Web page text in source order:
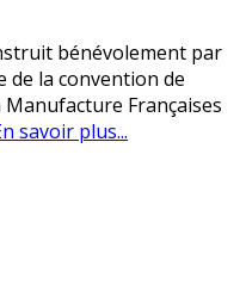
bénévolement par
de la convention de
Manufacture Françaises
savoir plus...